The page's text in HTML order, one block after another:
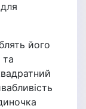
його
та